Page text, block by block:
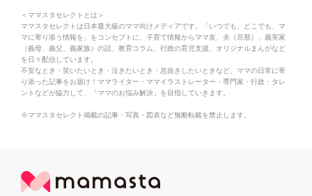
＜ママスタセレクトとは＞
ママスタセレクトは日本最大級のママ向けメディアです。「いつでも、どこでも、マ
マに寄り添う情報を」をコンセプトに、子育て情報からママ友、夫（旦那）、義実家
（義母、義父、義家族）の話、教育コラム、行政の育児支援、オリジナルまんがなど
を日々配信しています。
不安なとき・笑いたいとき・泣きたいとき・息抜きしたいときなど、ママの日常に寄
り添った記事をお届け！ママライター・ママイラストレーター・専門家・行政・タレ
ントなどが協力して、「ママのお悩み解決」を目指していきます。
※ママスタセレクト掲載の記事・写真・図表など無断転載を禁止します。